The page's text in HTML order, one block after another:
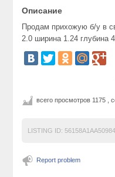
Описание
Продам прихожую б/у в
2.0 ширина 1.24 глубина
всего просмотров 1175 ,
LISTING ID:
Report problem